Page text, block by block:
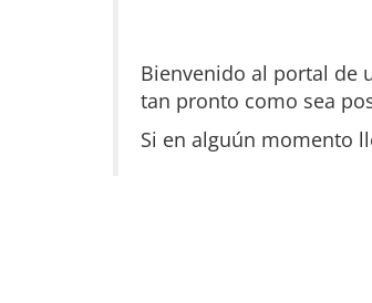
Bienvenido al portal de
tan pronto como sea
Si en alguún momento